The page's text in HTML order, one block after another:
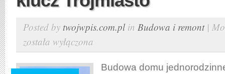
Posted by twojwpis.com.plin Budowa i remont|
została wyłączona
Budowa domu